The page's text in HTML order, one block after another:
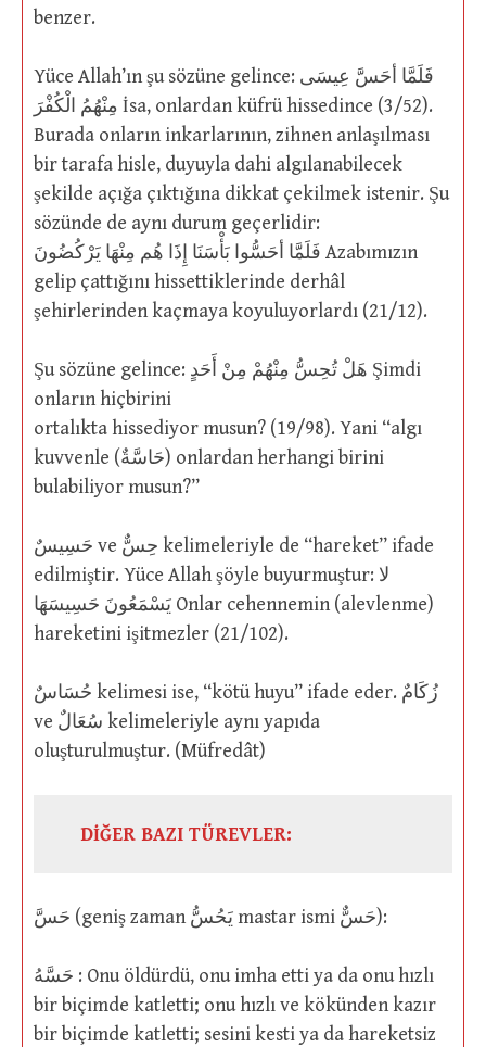
benzer.
Yüce Allah’ın şu sözüne gelince: فَلَمَّا أحَسَّ عِيسَى
مِنْهُمُ الْكُفْرَ İsa, onlardan küfrü hissedince (3/52).
Burada onların inkarlarının, zihnen anlaşılması
bir tarafa hisle, duyuyla dahi algılanabilecek
şekilde açığa çıktığına dikkat çekilmek istenir. Şu
sözünde de aynı durum geçerlidir:
فَلَمَّا أحَسُّوا بَأْسَنَا إِذَا هُم مِنْهَا يَرْكُضُونَ Azabımızın
gelip çattığını hissettiklerinde derhâl
şehirlerinden kaçmaya koyuluyorlardı (21/12).
Şu sözüne gelince: هَلْ تُحِسُّ مِنْهُمْ مِنْ أَحَدٍ Şimdi
onların hiçbirini
ortalıkta hissediyor musun? (19/98). Yani “algı
kuvvenle (حَاسَّةٌ) onlardan herhangi birini
bulabiliyor musun?”
حَسِيسٌ ve حِسٌّ kelimeleriyle de “hareket” ifade
edilmiştir. Yüce Allah şöyle buyurmuştur: لا
يَسْمَعُونَ حَسِيسَهَا Onlar cehennemin (alevlenme)
hareketini işitmezler (21/102).
حُسَاسٌ kelimesi ise, “kötü huyu” ifade eder. زُكَامٌ
ve سُعَالٌ kelimeleriyle aynı yapıda
oluşturulmuştur. (Müfredât)
DİĞER BAZI TÜREVLER:
حَسَّ (geniş zaman يَحُسُّ mastar ismi حَسٌّ):
حَسَّهُ : Onu öldürdü, onu imha etti ya da onu hızlı
bir biçimde katletti; onu hızlı ve kökünden kazır
bir biçimde katletti; sesini kesti ya da hareketsiz